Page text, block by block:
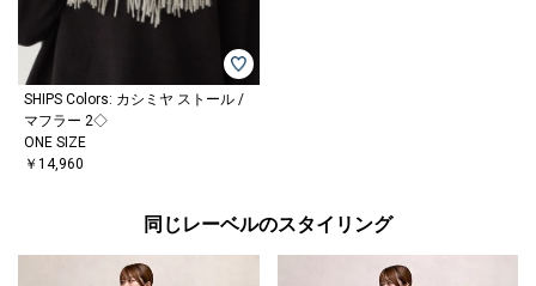
SHIPS Colors: カシミヤ ストール /
マフラー 2◇
ONE SIZE
￥14,960
同じレーベルのスタイリング